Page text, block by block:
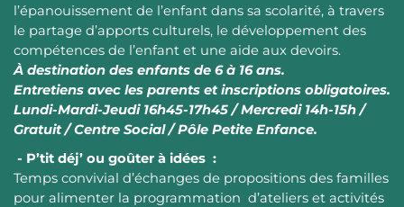
l’épanouissement de l’enfant dans sa scolarité, à travers
le partage d’apports culturels, le développement des
compétences de l’enfant et une aide aux devoirs.
À destination des enfants de 6 à 16 ans.
Entretiens avec les parents et inscriptions obligatoires.
Lundi-Mardi-Jeudi 16h45-17h45 / Mercredi 14h-15h /
Gratuit / Centre Social / Pôle Petite Enfance.
- P’tit déj’ ou goûter à idées :
Temps convivial d’échanges de propositions des familles
pour alimenter la programmation d’ateliers et activités